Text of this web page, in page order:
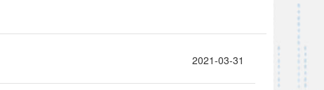
2021-03-31